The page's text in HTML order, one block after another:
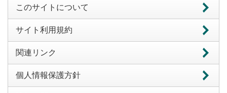
このサイトについて
サイト利用規約
関連リンク
個人情報保護方針